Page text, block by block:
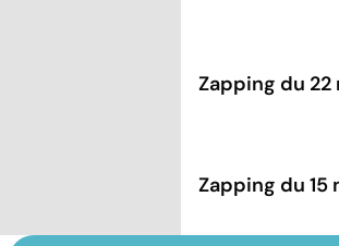
Zapping du 22
Zapping du 15